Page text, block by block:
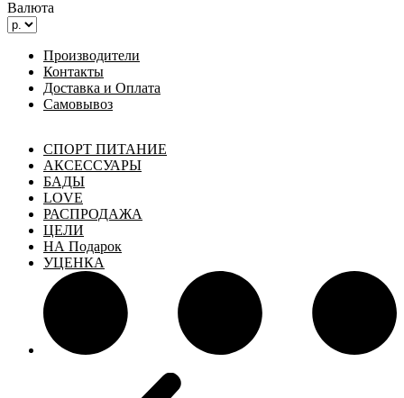
Валюта
Производители
Контакты
Доставка и Оплата
Самовывоз
СПОРТ ПИТАНИЕ
АКСЕССУАРЫ
БАДЫ
LOVE
РАСПРОДАЖА
ЦЕЛИ
НА Подарок
УЦЕНКА